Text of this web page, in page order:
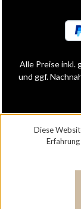
Alle Preise inkl.
und ggf.
Diese